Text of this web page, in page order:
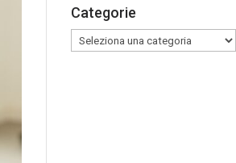
Categorie
Categorie